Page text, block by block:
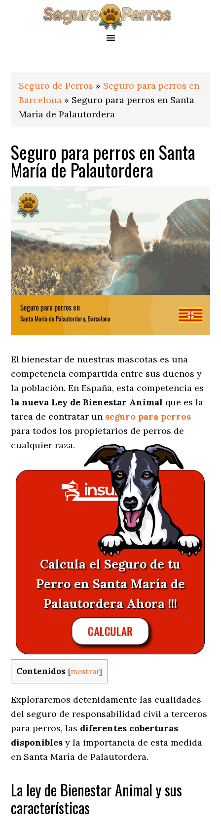
Seguro de Perros » Seguro para perros en
Barcelona » Seguro para perros en Santa
María de Palautordera
Seguro para perros en Santa
María de Palautordera
El bienestar de nuestras mascotas es una
competencia compartida entre sus dueños y
la población. En España, esta competencia es
la nueva Ley de Bienestar Animal que es la
tarea de contratar un seguro para perros
para todos los propietarios de perros de
cualquier raza.
Calcula el Seguro de tu
Perro en Santa María de
Palautordera Ahora !!!
CALCULAR
Contenidos [mostrar]
Exploraremos detenidamente las cualidades
del seguro de responsabilidad civil a terceros
para perros, las diferentes coberturas
disponibles y la importancia de esta medida
en Santa María de Palautordera.
La ley de Bienestar Animal y sus
características